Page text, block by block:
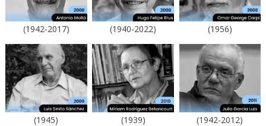
(1942-2017) (1940-2022) (1956)
(1945) (1939) (1942-2012)